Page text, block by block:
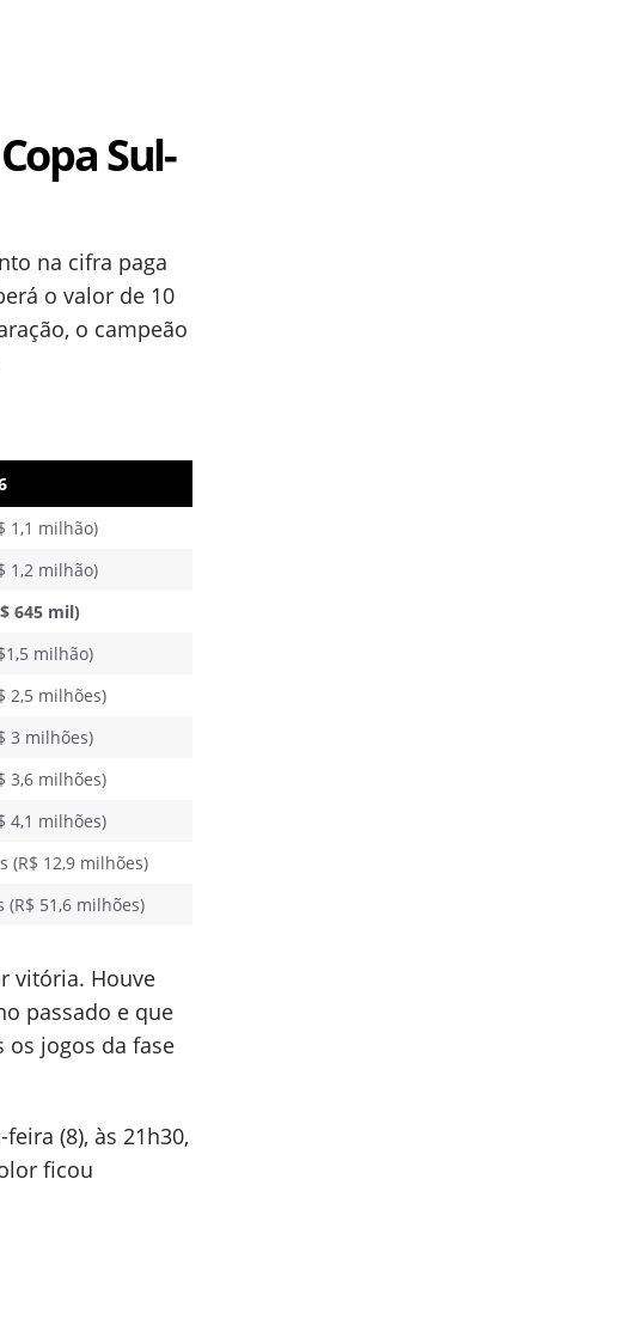
Sul-
na cifra paga
o valor de 10
o campeão
1,1 milhão)
1,2 milhão)
645 mil)
milhão)
2,5 milhões)
3 milhões)
3,6 milhões)
4,1 milhões)
(R$ 12,9 milhões)
(R$ 51,6 milhões)
vitória. Houve
passado e que
os jogos da fase
(8), às 21h30,
ficou